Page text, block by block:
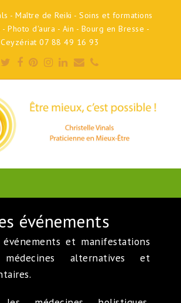
- Maître de Reiki - Soins et formations
Photo d'aura - Ain - Bourg en Bresse -
Ceyzériat 07 88 49 16 93
Twitter
Facebook
Pinterest
Instagram
LinkedIn
EmailPhone
événements
et manifestations
alternatives et